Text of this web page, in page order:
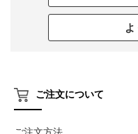
ご注文について
ご注文方法